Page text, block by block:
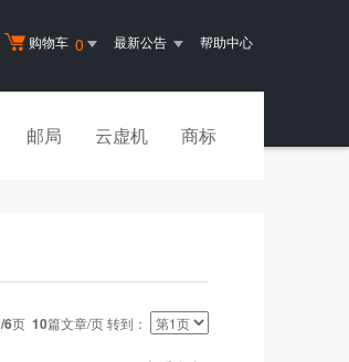
购物车 0 最新公告 帮助中心
邮局 云虚机 商标
/6页 10篇文章/页 转到：